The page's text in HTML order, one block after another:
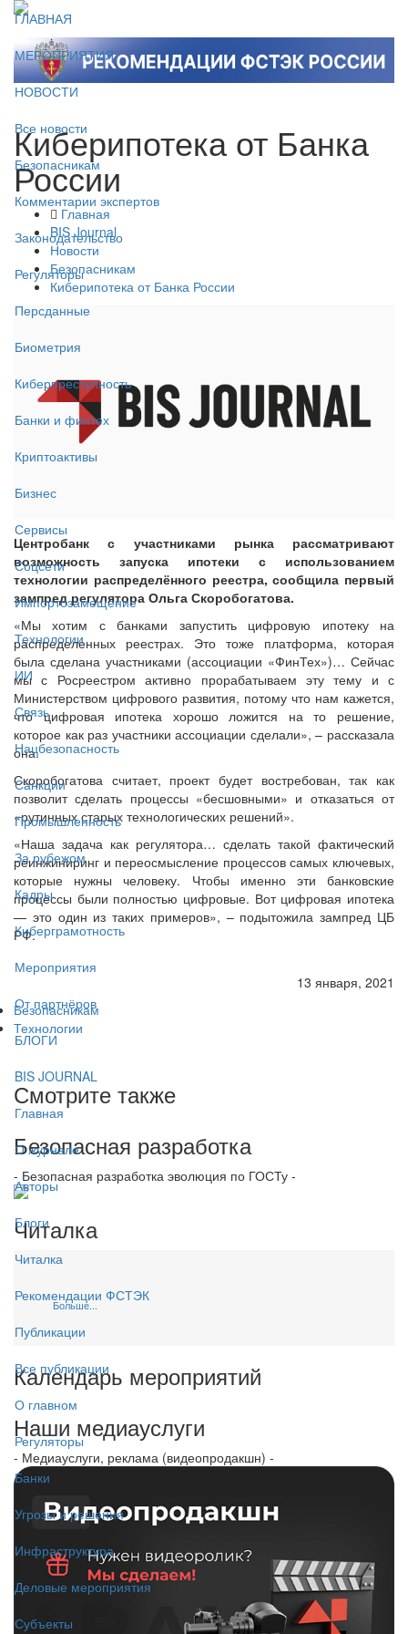
ГЛАВНАЯ
МЕРОПРИЯТИЯ
НОВОСТИ
Все новости
Безопасникам
Комментарии экспертов
Законодательство
Регуляторы
Персданные
Биометрия
Киберпреступность
Банки и финтех
Криптоактивы
Бизнес
Сервисы
Соцсети
Импортозамещение
Технологии
ИИ
Связь
Нацбезопасность
Санкции
Промышленность
За рубежом
Кадры
Киберграмотность
Мероприятия
От партнёров
БЛОГИ
BIS JOURNAL
Главная
О журнале
Авторы
Блоги
Читалка
Рекомендации ФСТЭК
Публикации
Все публикации
О главном
Регуляторы
Банки
Угрозы и решения
Инфраструктура
Деловые мероприятия
Субъекты
Киберипотека от Банка
России
Главная
BIS Journal
Новости
Безопасникам
Киберипотека от Банка России
Центробанк с участниками рынка рассматривают
возможность запуска ипотеки с использованием
технологии распределённого реестра, сообщила первый
зампред регулятора Ольга Скоробогатова.
«Мы хотим с банками запустить цифровую ипотеку на
распределенных реестрах. Это тоже платформа, которая
была сделана участниками (ассоциации «ФинТех»)… Сейчас
мы с Росреестром активно прорабатываем эту тему и с
Министерством цифрового развития, потому что нам кажется,
что цифровая ипотека хорошо ложится на то решение,
которое как раз участники ассоциации сделали», – рассказала
она.
Скоробогатова считает, проект будет востребован, так как
позволит сделать процессы «бесшовными» и отказаться от
«рутинных старых технологических решений».
«Наша задача как регулятора… сделать такой фактический
реинжиниринг и переосмысление процессов самых ключевых,
которые нужны человеку. Чтобы именно эти банковские
процессы были полностью цифровые. Вот цифровая ипотека
— это один из таких примеров», – подытожила зампред ЦБ
РФ.
13 января, 2021
Безопасникам
Технологии
Смотрите также
Безопасная разработка
- Безопасная разработка эволюция по ГОСТу -
Читалка
Больше...
Календарь мероприятий
Наши медиауслуги
- Медиауслуги, реклама (видеопродакшн) -